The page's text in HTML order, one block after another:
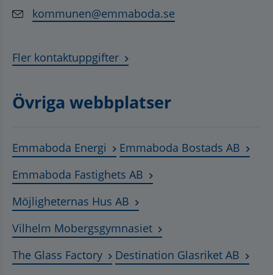
kommunen@emmaboda.se
Fler kontaktuppgifter
Övriga webbplatser
Emmaboda Energi Länk till annan webbplats,
Emmaboda Bostads AB
Emmaboda Fastighets AB Länk till annan
Möjligheternas Hus AB Länk till annan webbplats,
Vilhelm MobergsgymnasietLänk till annan
The Glass FactoryLänk till annan webbplats,
Destination Glasriket AB